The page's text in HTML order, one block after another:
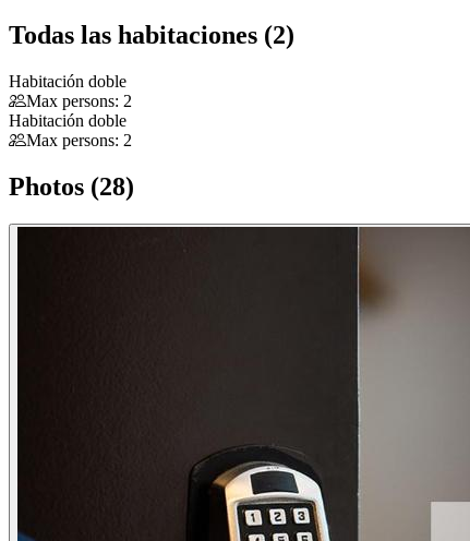
Todas las habitaciones (2)
Habitación doble
Max persons: 2
Habitación doble
Max persons: 2
Photos (28)